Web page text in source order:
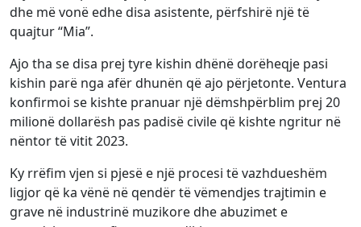
dhe më vonë edhe disa asistente, përfshirë një të
quajtur “Mia”.
Ajo tha se disa prej tyre kishin dhënë dorëheqje pasi
kishin parë nga afër dhunën që ajo përjetonte. Ventura
konfirmoi se kishte pranuar një dëmshpërblim prej 20
milionë dollarësh pas padisë civile që kishte ngritur në
nëntor të vitit 2023.
Ky rrëfim vjen si pjesë e një procesi të vazhdueshëm
ligjor që ka vënë në qendër të vëmendjes trajtimin e
grave në industrinë muzikore dhe abuzimet e